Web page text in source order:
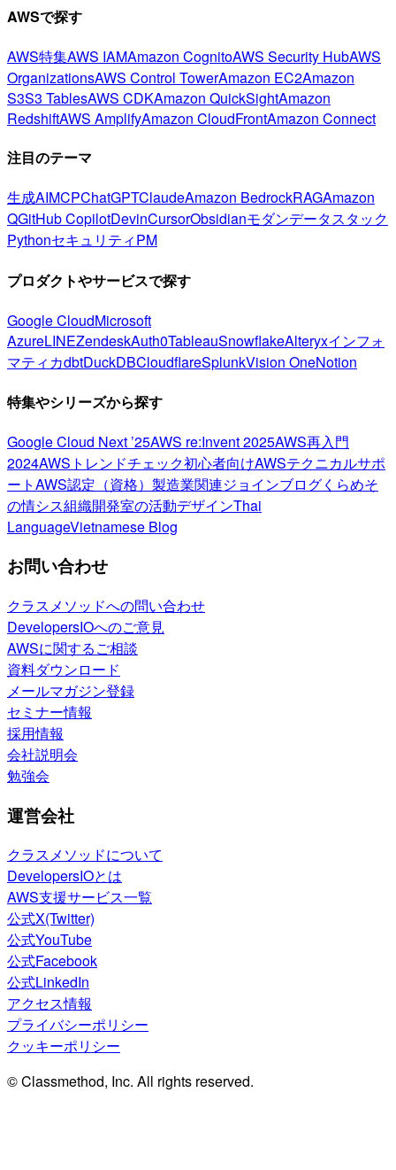
AWSで探す
AWS特集AWS IAMAmazon CognitoAWS Security HubAWS
OrganizationsAWS Control TowerAmazon EC2Amazon
S3S3 TablesAWS CDKAmazon QuickSightAmazon
RedshiftAWS AmplifyAmazon CloudFrontAmazon Connect
注目のテーマ
生成AIMCPChatGPTClaudeAmazon BedrockRAGAmazon
QGitHub CopilotDevinCursorObsidianモダンデータスタック
PythonセキュリティPM
プロダクトやサービスで探す
Google CloudMicrosoft
AzureLINEZendeskAuth0TableauSnowflakeAlteryxインフォ
マティカdbtDuckDBCloudflareSplunkVision OneNotion
特集やシリーズから探す
Google Cloud Next ’25AWS re:Invent 2025AWS再入門
2024AWSトレンドチェック初心者向けAWSテクニカルサポ
ートAWS認定（資格） 製造業関連ジョインブログくらめそ
の情シス組織開発室の活動デザインThai
LanguageVietnamese Blog
お問い合わせ
クラスメソッドへの問い合わせ
DevelopersIOへのご意見
AWSに関するご相談
資料ダウンロード
メールマガジン登録
セミナー情報
採用情報
会社説明会
勉強会
運営会社
クラスメソッドについて
DevelopersIOとは
AWS支援サービス一覧
公式X(Twitter)
公式YouTube
公式Facebook
公式LinkedIn
アクセス情報
プライバシーポリシー
クッキーポリシー
© Classmethod, Inc. All rights reserved.